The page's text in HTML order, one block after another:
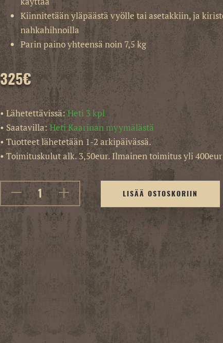
Kiinnitetään yläpäästä vyölle tai asetakkiin, ja
nahkahihnoilla
Parin paino yhteensä noin 7,5 kg
325€
• Lähetettävissä:Heti 3 kpl
• Saatavilla: Heti Kaarinan myymälästä
• Tuotteet lähetetään 1-2 arkipäivässä.
• Toimituskulut alk. 3,50eur. Ilmainen toimitus yli
LISÄÄ OSTOSKORIIN